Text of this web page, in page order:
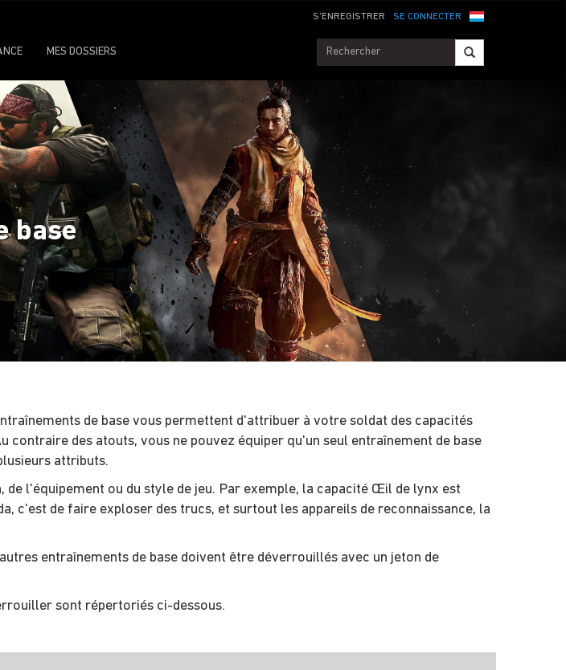
SE CONNECTER
S'ENREGISTRER
MES DOSSIERS
base
de base vous permettent d'attribuer à votre soldat des capacités
des atouts, vous ne pouvez équiper qu'un seul entraînement de base
attributs.
l'équipement ou du style de jeu. Par exemple, la capacité Œil de lynx est
c'est de faire exploser des trucs, et surtout les appareils de reconnaissance, la
entraînements de base doivent être déverrouillés avec un jeton de
sont répertoriés ci-dessous.